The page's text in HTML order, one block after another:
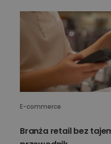
E-commerce
Branża retail bez